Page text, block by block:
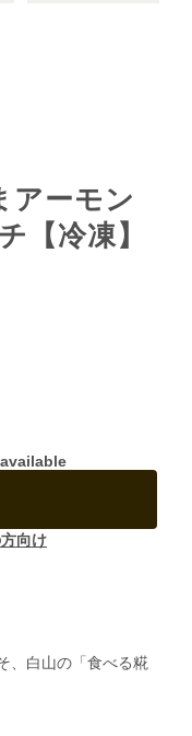
アーモン
【冷凍】
向け
、白山の「食べる糀